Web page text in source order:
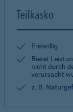
Teilkasko
Freiwillig
Bietet
nicht durch
verursacht
z. B.